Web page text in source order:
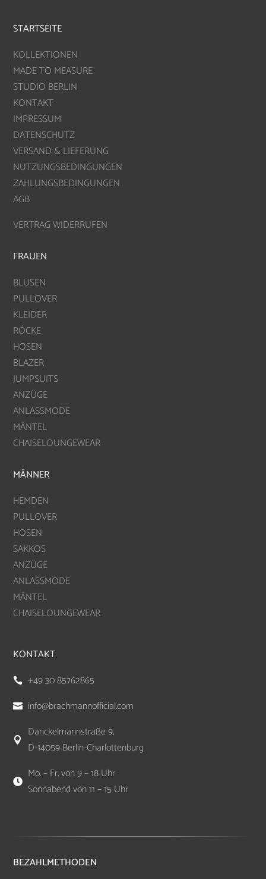
STARTSEITE
KOLLEKTIONEN
MADE TO MEASURE
STUDIO BERLIN
KONTAKT
IMPRESSUM
DATENSCHUTZ
VERSAND & LIEFERUNG
NUTZUNGSBEDINGUNGEN
ZAHLUNGSBEDINGUNGEN
AGB
VERTRAG WIDERRUFEN
FRAUEN
BLUSEN
PULLOVER
KLEIDER
RÖCKE
HOSEN
BLAZER
JUMPSUITS
ANZÜGE
ANLASSMODE
MÄNTEL
CHAISELOUNGEWEAR
MÄNNER
HEMDEN
PULLOVER
HOSEN
SAKKOS
ANZÜGE
ANLASSMODE
MÄNTEL
CHAISELOUNGEWEAR
KONTAKT
 +49 30 85762865
 info@brachmannofficial.com

Danckelmannstraße 9,
D-14059 Berlin-Charlottenburg

Mo. – Fr. von 9 – 18 Uhr
Sonnabend von 11 – 15 Uhr
BEZAHLMETHODEN